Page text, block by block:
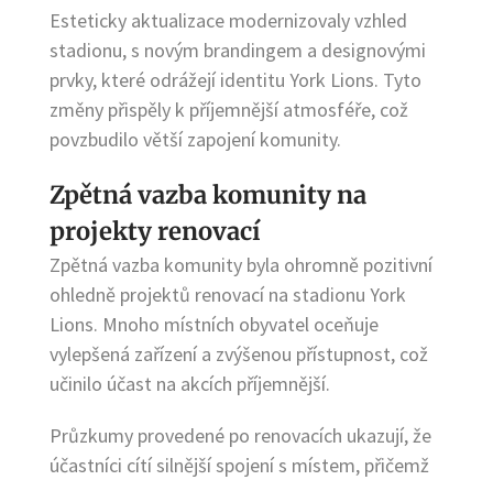
Esteticky aktualizace modernizovaly vzhled
stadionu, s novým brandingem a designovými
prvky, které odrážejí identitu York Lions. Tyto
změny přispěly k příjemnější atmosféře, což
povzbudilo větší zapojení komunity.
Zpětná vazba komunity na
projekty renovací
Zpětná vazba komunity byla ohromně pozitivní
ohledně projektů renovací na stadionu York
Lions. Mnoho místních obyvatel oceňuje
vylepšená zařízení a zvýšenou přístupnost, což
učinilo účast na akcích příjemnější.
Průzkumy provedené po renovacích ukazují, že
účastníci cítí silnější spojení s místem, přičemž